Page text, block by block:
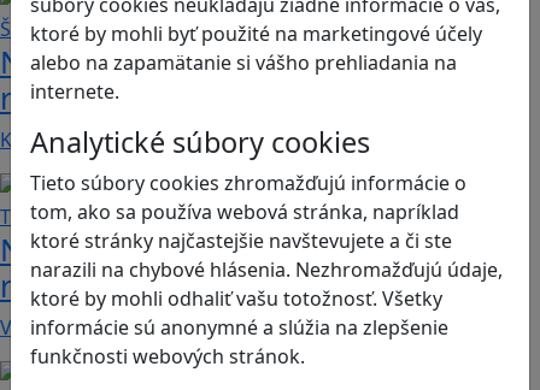
ktoré by mohli byť použité na marketingové účely
alebo na zapamätanie si vášho prehliadania na
internete.
Analytické súbory cookies
Tieto súbory cookies zhromažďujú informácie o
tom, ako sa používa webová stránka, napríklad
ktoré stránky najčastejšie navštevujete a či ste
narazili na chybové hlásenia. Nezhromažďujú údaje,
ktoré by mohli odhaliť vašu totožnosť. Všetky
informácie sú anonymné a slúžia na zlepšenie
funkčnosti webových stránok.
Návod pre rodičov: Ako na výber
rodičovského zámku? Štvrtá časť
Kvalitné aplikácie, ktoré ponúkajú bezpečné…
Návod pre rodičov: Ako na výber
rodičovského zámku? Tretia časť
V obchode Play je možné nájsť veľké množstvo…